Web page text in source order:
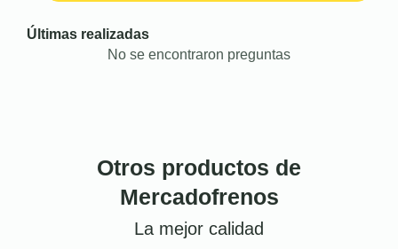
Últimas realizadas
No se encontraron preguntas
Otros productos de
Mercadofrenos
La mejor calidad